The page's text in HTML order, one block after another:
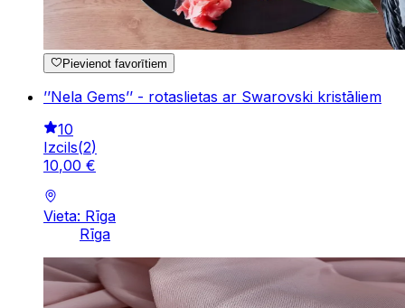
Pievienot favorītiem
’’Nela Gems’’ - rotaslietas ar Swarovski kristāliem
10
Izcils(2)
10,00 €
Vieta: Rīga
Rīga